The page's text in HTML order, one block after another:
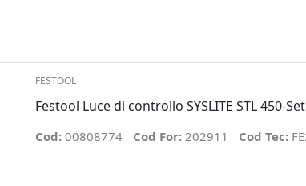
FESTOOL
Festool Luce di controllo SYSLITE STL 450-Set
Cod: 00808774 Cod For: 202911 Cod Tec: